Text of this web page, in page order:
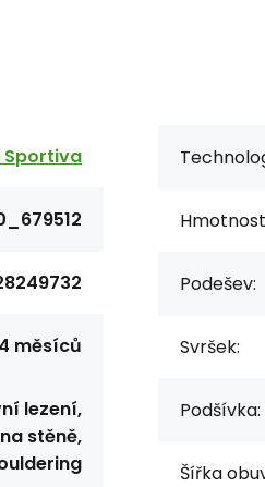
Sportiva
měsíců
lezení,
stěně,
Podešev:
Svršek:
Podšívka:
Šířka